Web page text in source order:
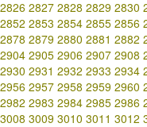
2826 2827 2828 2829 2830
2852 2853 2854 2855 2856
2878 2879 2880 2881 2882
2904 2905 2906 2907 2908
2930 2931 2932 2933 2934
2956 2957 2958 2959 2960
2982 2983 2984 2985 2986
3008 3009 3010 3011 3012